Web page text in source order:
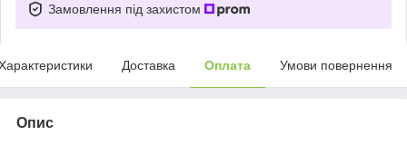
Замовлення під захистом
Доставка Оплата Умови повернення
Опис